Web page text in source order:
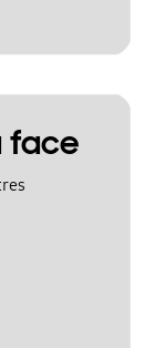
face